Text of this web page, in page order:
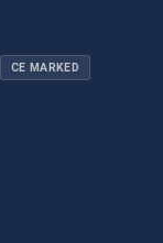
CE MARKED